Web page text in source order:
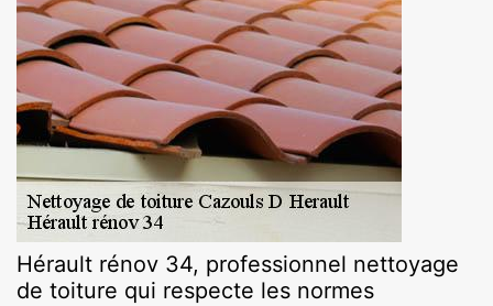
Hérault rénov 34, professionnel nettoyage
de toiture qui respecte les normes